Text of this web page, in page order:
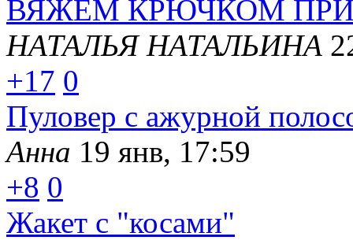
ВЯЖЕМ КРЮЧКОМ
НАТАЛЬЯ НАТАЛЬИНА
+17 0
Пуловер с ажурной
Анна 19 янв, 17:59
+8 0
Жакет с "косами"